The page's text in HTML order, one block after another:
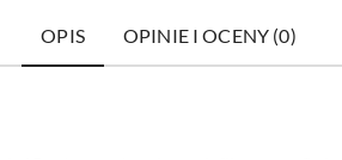
OPIS OPINIE I OCENY (0)